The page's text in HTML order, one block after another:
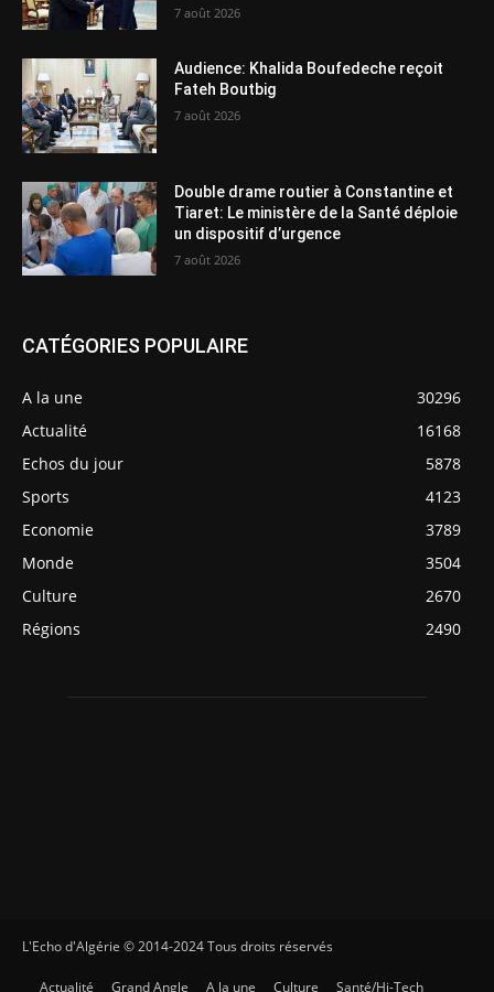
7 août 2026
Audience: Khalida Boufedeche reçoit
Fateh Boutbig
7 août 2026
Double drame routier à Constantine et
Tiaret: Le ministère de la Santé déploie
un dispositif d’urgence
7 août 2026
CATÉGORIES POPULAIRE
A la une
30296
Actualité
16168
Echos du jour
5878
Sports
4123
Economie
3789
Monde
3504
Culture
2670
Régions
2490
L'Echo d'Algérie © 2014-2024 Tous droits réservés
Actualité Grand Angle A la une Culture Santé/Hi-Tech